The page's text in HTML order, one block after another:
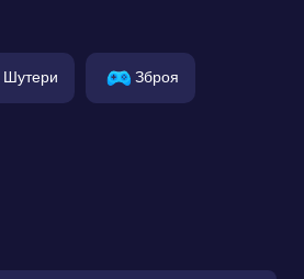
Шутери Зброя